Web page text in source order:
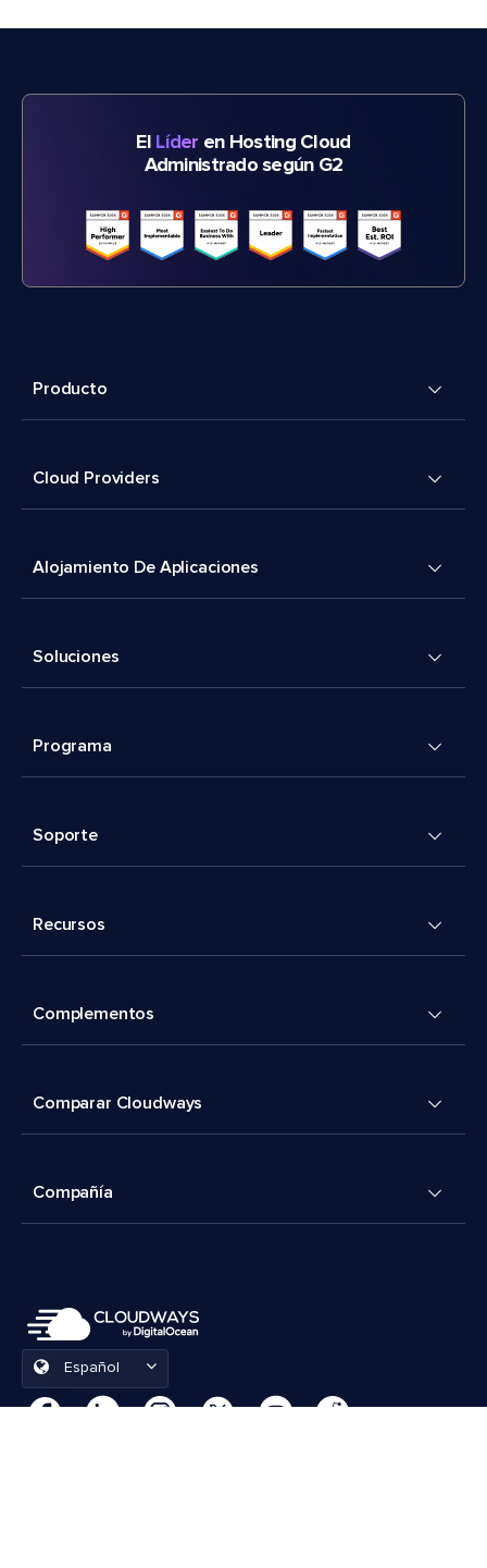
El Líder en Hosting Cloud
Administrado según G2
Producto
Cloud Providers
Alojamiento De Aplicaciones
Soluciones
Programa
Soporte
Recursos
Complementos
Comparar Cloudways
Compañía
Español